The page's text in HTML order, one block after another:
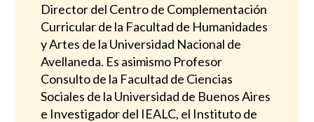
Director del Centro de Complementación
Curricular de la Facultad de Humanidades
y Artes de la Universidad Nacional de
Avellaneda. Es asimismo Profesor
Consulto de la Facultad de Ciencias
Sociales de la Universidad de Buenos Aires
e Investigador del IEALC, el Instituto de